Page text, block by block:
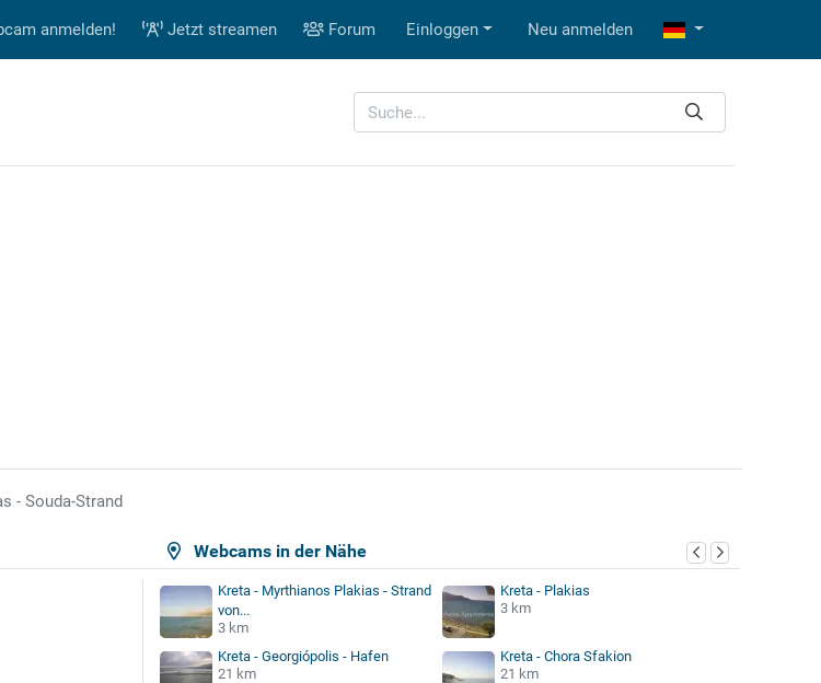
anmelden! Jetzt streamen Forum Einloggen Neu anmelden
- Souda-Strand
Webcams in der Nähe
Kreta - Myrthianos Plakias - Strand
von...
3 km
Kreta - Plakias
3 km
Kreta - Georgiópolis - Hafen
21 km
Kreta - Chora Sfakion
21 km